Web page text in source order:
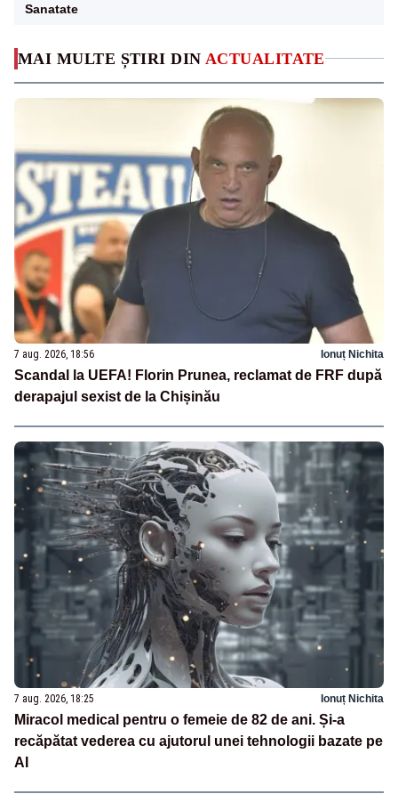
MAI MULTE ȘTIRI DIN ACTUALITATE
7 aug. 2026, 18:56 Ionuț Nichita
Scandal la UEFA! Florin Prunea, reclamat de FRF după
derapajul sexist de la Chișinău
7 aug. 2026, 18:25 Ionuț Nichita
Miracol medical pentru o femeie de 82 de ani. Și-a
recăpătat vederea cu ajutorul unei tehnologii bazate pe
AI
Sanatate